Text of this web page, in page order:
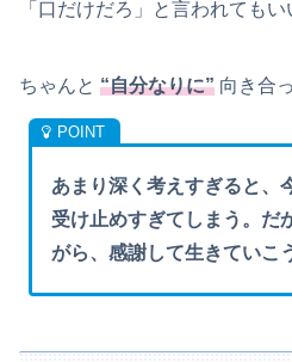
「口だけだろ」と言われてもい
ちゃんと “自分なりに” 向き合
あまり深く考えすぎると、
受け止めすぎてしまう。だ
がら、感謝して生きていこ